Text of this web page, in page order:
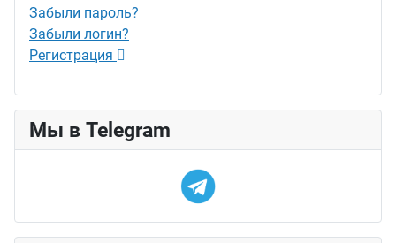
Забыли пароль?
Забыли логин?
Регистрация
Мы в Telegram